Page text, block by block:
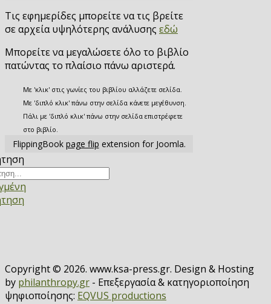
Τις εφημερίδες μπορείτε να τις βρείτε
σε αρχεία υψηλότερης ανάλυσης εδώ
Μπορείτε να μεγαλώσετε όλο το βιβλίο
πατώντας το πλαίσιο πάνω αριστερά.
Με 'κλικ' στις γωνίες του βιβλίου αλλάζετε σελίδα.
Με 'διπλό κλικ' πάνω στην σελίδα κάνετε μεγέθυνση.
Πάλι με 'διπλό κλικ' πάνω στην σελίδα επιστρέφετε
στο βιβλίο.
FlippingBook page flip extension for Joomla.
Copyright © 2026. www.ksa-press.gr. Design & Hosting
by philanthropy.gr - Επεξεργασία & κατηγοριοποίηση
ψηφιοποίησης: EQVUS productions